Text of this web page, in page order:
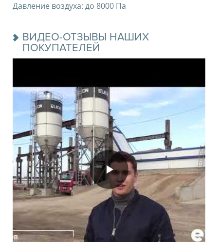
Давление воздуха: до 8000 Па
ВИДЕО-ОТЗЫВЫ НАШИХ
ПОКУПАТЕЛЕЙ